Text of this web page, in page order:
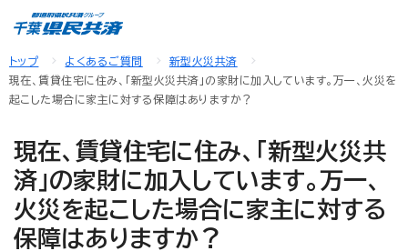
トップ よくあるご質問
新型火災共済
現在、賃貸住宅に住み、「新型火災共済」の家財に加入しています。万一、火災を
起こした場合に家主に対する保障はありますか？
現在、賃貸住宅に住み、「新型火災共
済」の家財に加入しています。万一、
火災を起こした場合に家主に対する
保障はありますか？